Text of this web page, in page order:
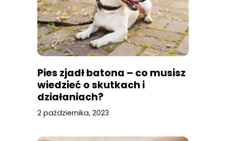
Pies zjadł batona – co musisz
wiedzieć o skutkach i
działaniach?
2 października, 2023